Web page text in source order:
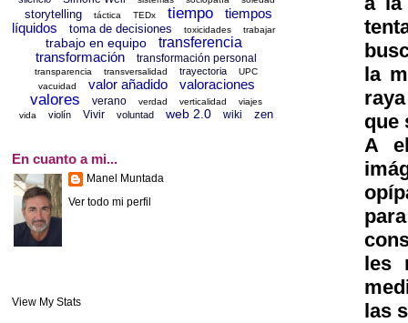
la
que
A
les
las
storytelling táctica TEDx tiempo
tiempos
líquidos
toma de decisiones toxicidades trabajar
trabajo en equipo
transferencia
transformación
transformación personal
transparencia transversalidad trayectoria
UPC
vacuidad
valor añadido valoraciones
valores verano verdad verticalidad
viajes
vida
violín Vivir voluntad web 2.0 wiki zen
En cuanto a mi...
Manel Muntada
Ver todo mi perfil
View My Stats